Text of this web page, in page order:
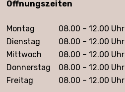
Öffnungszeiten
Öffnungszeiten
Montag 08.00 – 12.00 Uhr
Dienstag
08.00 – 12.00 Uhr
Mittwoch
08.00 – 12.00 Uhr
Donnerstag
08.00 – 12.00 Uhr
Freitag
08.00 – 12.00 Uhr